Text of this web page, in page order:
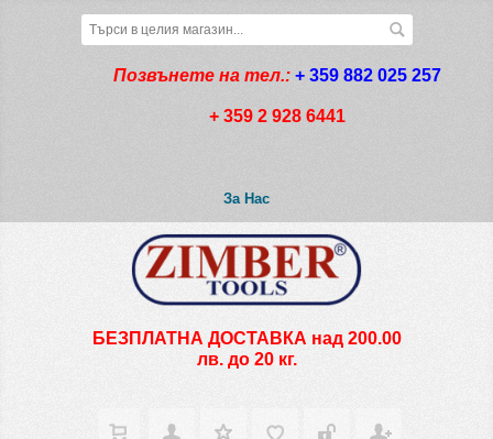
Позвънете на тел.: + 359 882 025 257
+ 359 2 928 6441
За Нас
БЕЗПЛАТНА ДОСТАВКА над 200.00
лв. до 20 кг.